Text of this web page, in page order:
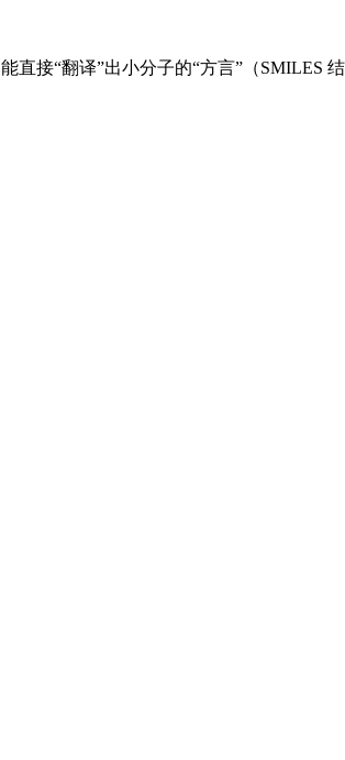
直接“翻译”出小分子的“方言”（SMILES